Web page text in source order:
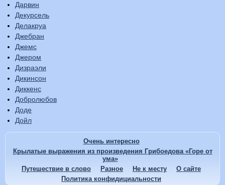
Дарвин
Декурсель
Делакруа
Джебран
Джемс
Джером
Дизраэли
Дикинсон
Диккенс
Добролюбов
Доде
Дойл
Очень интересно
Крылатые выражения из произведения Грибоедова «Горе от
ума»
Путешествие в слово
Разное Не к месту
О сайте
Политика конфидициальности